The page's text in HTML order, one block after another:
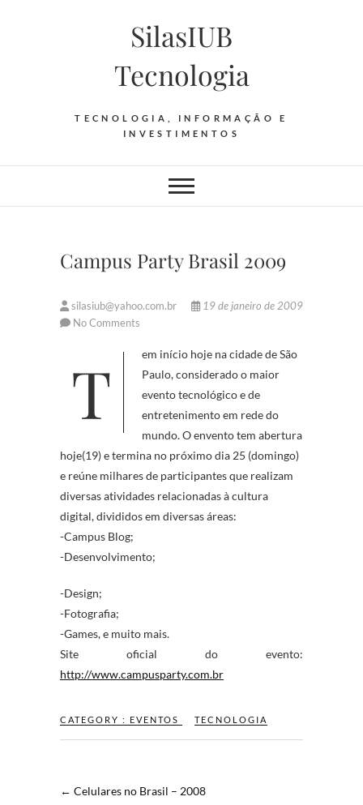
SilasIUB
Tecnologia
TECNOLOGIA, INFORMAÇÃO E
INVESTIMENTOS
Campus Party Brasil 2009
silasiub@yahoo.com.br
19 de janeiro de 2009
No Comments
Tem início hoje na cidade de São
Paulo, considerado o maior
evento tecnológico e de
entretenimento em rede do
mundo. O envento tem abertura
hoje(19) e termina no próximo dia 25 (domingo)
e reúne milhares de participantes que realizam
diversas atividades relacionadas à cultura
digital, divididos em diversas áreas:
-Campus Blog;
-Desenvolvimento;
-Design;
-Fotografia;
-Games, e muito mais.
Site oficial do evento:
http://www.campusparty.com.br
CATEGORY : EVENTOS TECNOLOGIA
← Celulares no Brasil – 2008